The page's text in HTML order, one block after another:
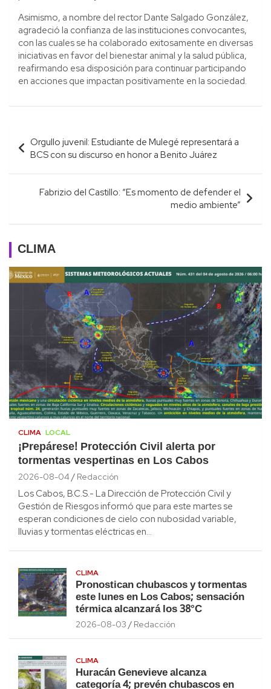
Asimismo, a nombre del rector Dante Salgado González,
agradeció la confianza de las instituciones convocantes,
con las cuales se ha colaborado exitosamente en diversas
iniciativas en favor del bienestar animal y la salud pública,
reafirmando esa disposición para continuar participando
en acciones que impactan positivamente en la sociedad.
Navegación
de
entradas
Orgullo juvenil: Estudiante de Mulegé representará a
BCS con su discurso en honor a Benito Juárez
Fabrizio del Castillo: “Es momento de defender el
medio ambiente”
CLIMA
CLIMA LOCAL
¡Prepárese! Protección Civil alerta por
tormentas vespertinas en Los Cabos
2026-08-04 Redacción
Los Cabos, B.C.S.- La Dirección de Protección Civil y
Gestión de Riesgos informó que para este martes se
esperan condiciones de cielo con nubosidad variable,
lluvias y tormentas eléctricas en…
CLIMA
Pronostican chubascos y tormentas
este lunes en Los Cabos; sensación
térmica alcanzará los 38°C
2026-08-03 Redacción
CLIMA
Huracán Genevieve alcanza
categoría 4; prevén chubascos en